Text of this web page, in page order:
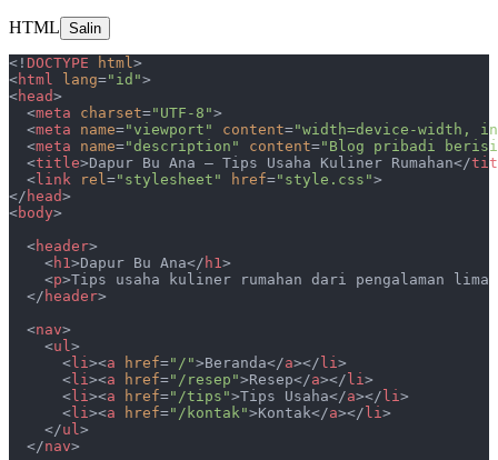
HTML Salin
<! DOCTYPE html>
<html lang="id">
<head>
  <
meta charset="UTF-8">
  <
meta name="viewport" content="width=device-width,
  <
meta name="description" content="Blog pribadi berisi
  <
title>Dapur Bu Ana — Tips Usaha Kuliner Rumahan</
  <
link rel="stylesheet" href="style.css">
</ head>
<body>
  <
header>
    <
h1>Dapur Bu Ana</ h1>
    <
p>Tips usaha kuliner rumahan dari pengalaman lima
  </
header>
  <
nav>
    <
ul>
      <
li><a href="/">Beranda</a></ li>
      <
li><a href="/resep">Resep</a></ li>
      <
li><a href="/tips">Tips Usaha</a></ li>
      <
li><a href="/kontak">Kontak</a></ li>
    </
ul>
  </
nav>